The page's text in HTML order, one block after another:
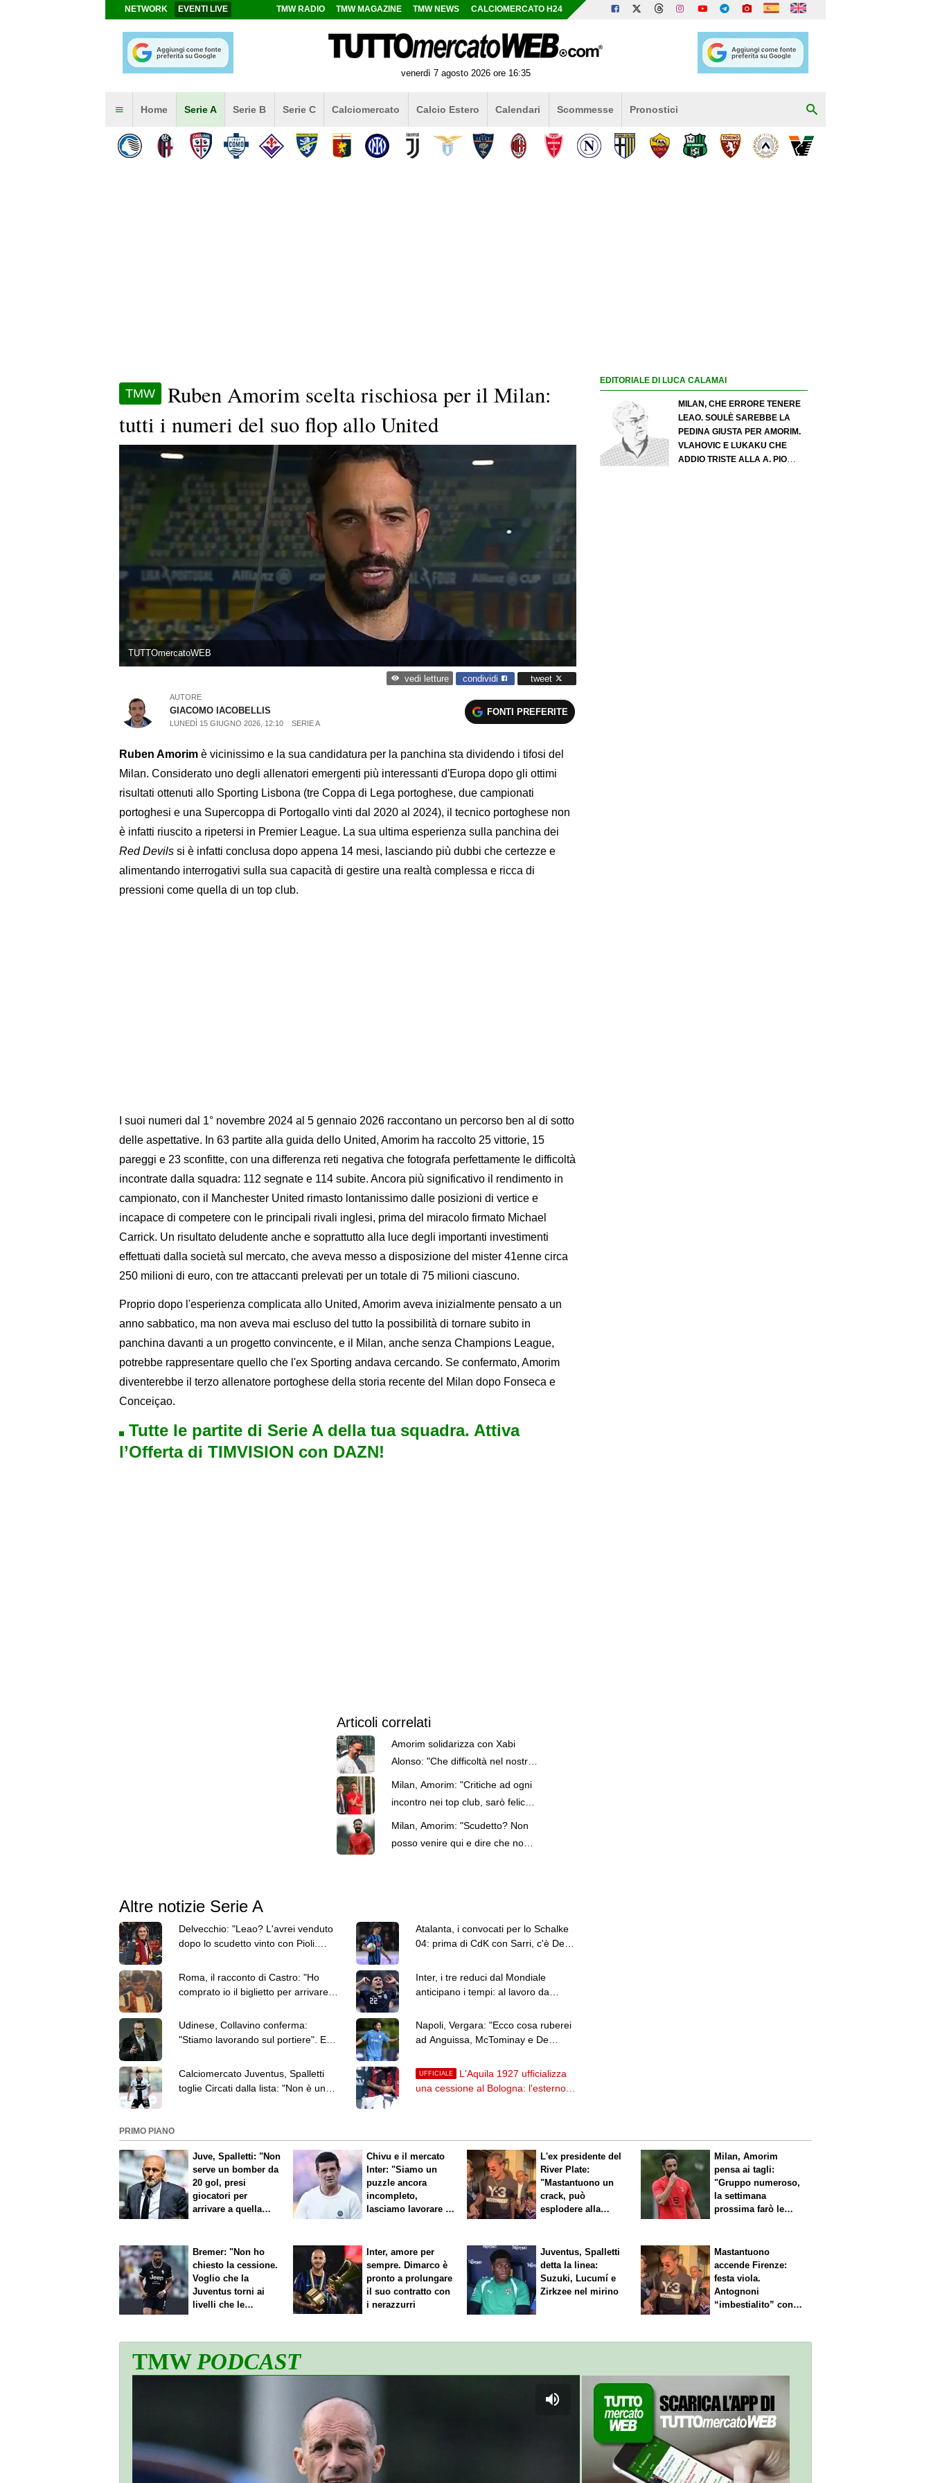
NETWORK EVENTI LIVE TMW RADIO TMW MAGAZINE TMW NEWS CALCIOMERCATO H24
venerdì 7 agosto 2026 ore 16:35
Home Serie A Serie B Serie C Calciomercato Calcio Estero Calendari Scommesse Pronostici
TMW
Ruben Amorim scelta rischiosa per il Milan:
tutti i numeri del suo flop allo United
TUTTOmercatoWEB
vedi letture condividi tweet
AUTORE
GIACOMO IACOBELLIS
LUNEDÌ 15 GIUGNO 2026, 12:10 SERIE A
FONTI PREFERITE
Ruben Amorim è vicinissimo e la sua candidatura per la panchina sta dividendo i tifosi del
Milan. Considerato uno degli allenatori emergenti più interessanti d'Europa dopo gli ottimi
risultati ottenuti allo Sporting Lisbona (tre Coppa di Lega portoghese, due campionati
portoghesi e una Supercoppa di Portogallo vinti dal 2020 al 2024), il tecnico portoghese non
è infatti riuscito a ripetersi in Premier League. La sua ultima esperienza sulla panchina dei
Red Devils si è infatti conclusa dopo appena 14 mesi, lasciando più dubbi che certezze e
alimentando interrogativi sulla sua capacità di gestire una realtà complessa e ricca di
pressioni come quella di un top club.
I suoi numeri dal 1° novembre 2024 al 5 gennaio 2026 raccontano un percorso ben al di sotto
delle aspettative. In 63 partite alla guida dello United, Amorim ha raccolto 25 vittorie, 15
pareggi e 23 sconfitte, con una differenza reti negativa che fotografa perfettamente le difficoltà
incontrate dalla squadra: 112 segnate e 114 subite. Ancora più significativo il rendimento in
campionato, con il Manchester United rimasto lontanissimo dalle posizioni di vertice e
incapace di competere con le principali rivali inglesi, prima del miracolo firmato Michael
Carrick. Un risultato deludente anche e soprattutto alla luce degli importanti investimenti
effettuati dalla società sul mercato, che aveva messo a disposizione del mister 41enne circa
250 milioni di euro, con tre attaccanti prelevati per un totale di 75 milioni ciascuno.
Proprio dopo l'esperienza complicata allo United, Amorim aveva inizialmente pensato a un
anno sabbatico, ma non aveva mai escluso del tutto la possibilità di tornare subito in
panchina davanti a un progetto convincente, e il Milan, anche senza Champions League,
potrebbe rappresentare quello che l'ex Sporting andava cercando. Se confermato, Amorim
diventerebbe il terzo allenatore portoghese della storia recente del Milan dopo Fonseca e
Conceiçao.
Tutte le partite di Serie A della tua squadra. Attiva
l’Offerta di TIMVISION con DAZN!
Articoli correlati
Amorim solidarizza con Xabi
Alonso: "Che difficoltà nel nostro
ultimo lavoro"
Milan, Amorim: "Critiche ad ogni
incontro nei top club, sarò felice
Milan, Amorim: "Scudetto? Non
posso venire qui e dire che non
Altre notizie Serie A
Delvecchio: "Leao? L'avrei venduto
dopo lo scudetto vinto con Pioli.
Atalanta, i convocati per lo Schalke
04: prima di CdK con Sarri, c'è De
Roma, il racconto di Castro: "Ho
comprato io il biglietto per arrivare a
Inter, i tre reduci dal Mondiale
anticipano i tempi: al lavoro da
Udinese, Collavino conferma:
"Stiamo lavorando sul portiere". Ed
Napoli, Vergara: "Ecco cosa ruberei
ad Anguissa, McTominay e De
Calciomercato Juventus, Spalletti
toglie Circati dalla lista: "Non è un
UFFICIALE
L'Aquila 1927 ufficializza
una cessione al Bologna: l'esterno
EDITORIALE DI LUCA CALAMAI
MILAN, CHE ERRORE TENERE
LEAO. SOULÈ SAREBBE LA
PEDINA GIUSTA PER AMORIM.
VLAHOVIC E LUKAKU CHE
ADDIO TRISTE ALLA A. PIO
PRIMO PIANO
Juve, Spalletti: "Non
serve un bomber da
20 gol, presi
giocatori per
arrivare a quella
Chivu e il mercato
Inter: "Siamo un
puzzle ancora
incompleto,
lasciamo lavorare i
L'ex presidente del
River Plate:
"Mastantuono un
crack, può
esplodere alla
Milan, Amorim
pensa ai tagli:
"Gruppo numeroso,
la settimana
prossima farò le
Bremer: "Non ho
chiesto la cessione.
Voglio che la
Juventus torni ai
livelli che le
Inter, amore per
sempre. Dimarco è
pronto a prolungare
il suo contratto con
i nerazzurri
Juventus, Spalletti
detta la linea:
Suzuki, Lucumí e
Zirkzee nel mirino
Mastantuono
accende Firenze:
festa viola.
Antognoni
“imbestialito” con
TMWPODCAST